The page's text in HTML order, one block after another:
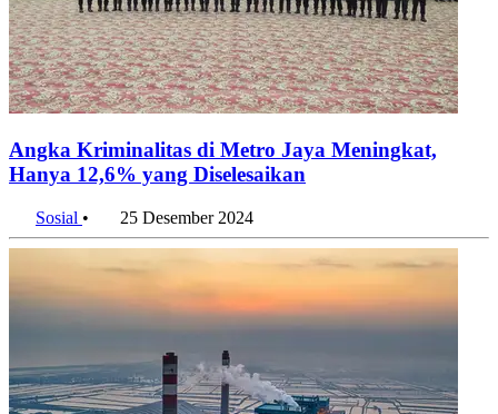
Angka Kriminalitas di Metro Jaya Meningkat,
Hanya 12,6% yang Diselesaikan
Sosial • 25 Desember 2024